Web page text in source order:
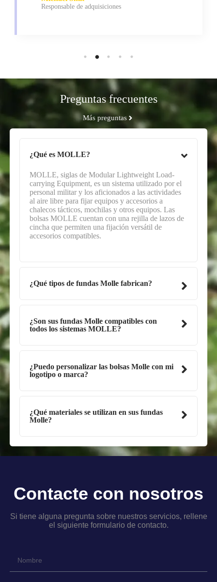
Agente de la ley
Preguntas frecuentes
Más preguntas
¿Qué es MOLLE?
MOLLE, siglas de Modular Lightweight Load-
carrying Equipment, es un sistema utilizado por el
personal militar y los aficionados a las actividades
al aire libre para fijar equipos y accesorios a
chalecos tácticos, mochilas y otros equipos. Las
bolsas MOLLE cuentan con una rejilla de lazos de
cincha que permiten una fijación versátil de
accesorios compatibles.
¿Qué tipos de fundas Molle fabrican?
¿Son sus fundas Molle compatibles con
todos los sistemas MOLLE?
¿Puedo personalizar las bolsas Molle con mi
logotipo o marca?
¿Qué materiales se utilizan en sus fundas
Molle?
Contacte con nosotros
Si tiene alguna pregunta sobre nuestros servicios, rellene
el siguiente formulario de contacto.